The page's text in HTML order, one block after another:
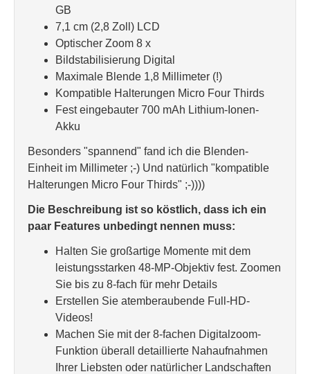
GB
7,1 cm (2,8 Zoll) LCD
Optischer Zoom 8 x
Bildstabilisierung Digital
Maximale Blende 1,8 Millimeter (!)
Kompatible Halterungen Micro Four Thirds
Fest eingebauter 700 mAh Lithium-Ionen-
Akku
Besonders "spannend" fand ich die Blenden-
Einheit im Millimeter ;-) Und natürlich "kompatible
Halterungen Micro Four Thirds" ;-))))
Die Beschreibung ist so köstlich, dass ich ein
paar Features unbedingt nennen muss:
Halten Sie großartige Momente mit dem
leistungsstarken 48-MP-Objektiv fest. Zoomen
Sie bis zu 8-fach für mehr Details
Erstellen Sie atemberaubende Full-HD-
Videos!
Machen Sie mit der 8-fachen Digitalzoom-
Funktion überall detaillierte Nahaufnahmen
Ihrer Liebsten oder natürlicher Landschaften